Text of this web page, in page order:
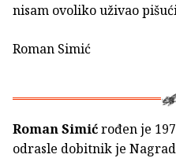
nisam ovoliko uživao
Roman Simić
Roman Simićrođen je
odrasle dobitnik je